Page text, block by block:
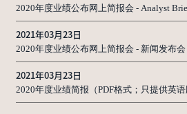
2020年度业绩公布网上简报会 - Analyst
2021年03月23日
2020年度业绩公布网上简报会 - 新闻发布会
2021年03月23日
2020年度业绩简报（PDF格式；只提供英语